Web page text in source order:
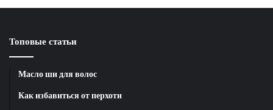
Топовые статьи
Масло ши для волос
Как избавиться от перхоти